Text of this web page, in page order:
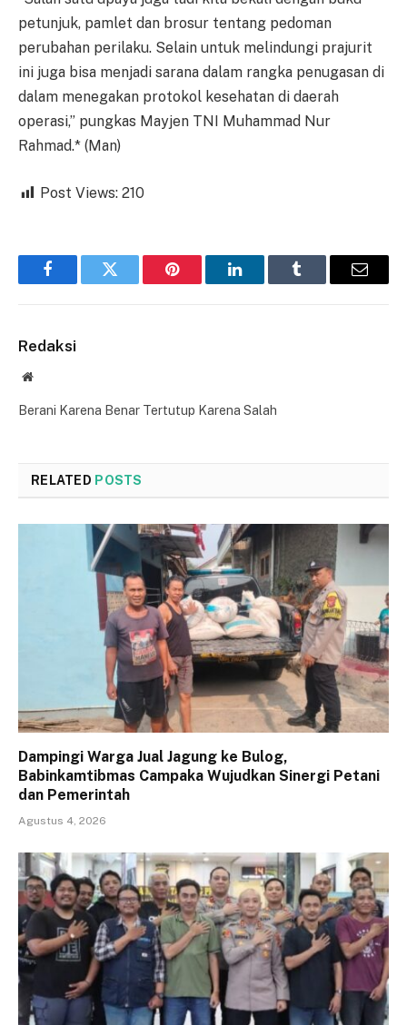
petunjuk, pamlet dan brosur tentang pedoman
perubahan perilaku. Selain untuk melindungi prajurit
ini juga bisa menjadi sarana dalam rangka penugasan di
dalam menegakan protokol kesehatan di daerah
operasi,” pungkas Mayjen TNI Muhammad Nur
Rahmad.* (Man)
Post Views: 210
FacebookTwitter Pinterest LinkedInTumblr Email
Redaksi
Website
Berani Karena Benar Tertutup Karena Salah
RELATED POSTS
Dampingi Warga Jual Jagung ke Bulog,
Babinkamtibmas Campaka Wujudkan Sinergi Petani
dan Pemerintah
Agustus 4, 2026